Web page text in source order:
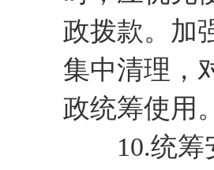
政拨款。加
集中清理，
政统筹使用。
10.统筹安